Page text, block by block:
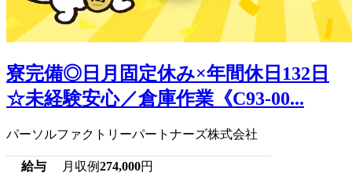
寮完備◎日月固定休み×年間休日132日
☆未経験安心／倉庫作業《C93-00...
パーソルファクトリーパートナーズ株式会社
給与 月収例274,000円